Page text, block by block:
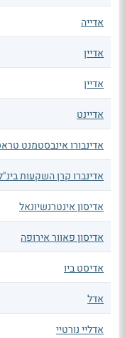
אדייה
אדיין
אדיין
אדיינט
אדינבורו אינבסטמנט
אדינברו קרן השקעות
אדיסון אינטרנשיונאל
אדיסון פאוור אירופה
אדיסט ביו
אדל
אדליי נורטיי